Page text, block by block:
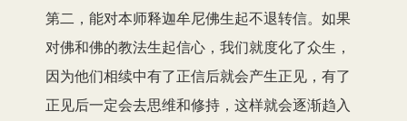
第二，能对本师释迦牟尼佛生起不退转信。如果
对佛和佛的教法生起信心，我们就度化了众生，
因为他们相续中有了正信后就会产生正见，有了
正见后一定会去思维和修持，这样就会逐渐趋入